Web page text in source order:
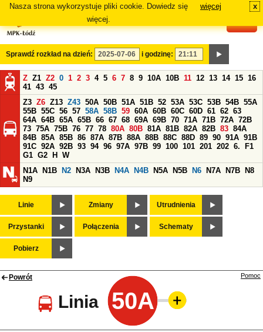
Nasza strona wykorzystuje pliki cookie. Dowiedz się
więcej.
więcej x
Sprawdź rozkład na dzień: i godzinę:
Z Z1 Z2 0 1 2 3 4 5 6 7 8 9 10A 10B 11 12 13 14 15 16
41 43 45
Z3 Z6 Z13 Z43 50A 50B 51A 51B 52 53A 53C 53B 54B 55A
55B 55C 56 57 58A 58B 59 60A 60B 60C 60D 61 62 63
64A 64B 65A 65B 66 67 68 69A 69B 70 71A 71B 72A 72B
73 75A 75B 76 77 78 80A 80B 81A 81B 82A 82B 83 84A
84B 85A 85B 86 87A 87B 88A 88B 88C 88D 89 90 91A 91B
91C 92A 92B 93 94 96 97A 97B 99 100 101 201 202 6.
F1
G1 G2 H
W
N1A
N1B N2 N3A N3B N4A N4B N5A N5B N6 N7A N7B
N8
N9
Linie Zmiany Utrudnienia
Przystanki Połączenia Schematy
Pobierz
Powrót
Linia 50A
Pomoc